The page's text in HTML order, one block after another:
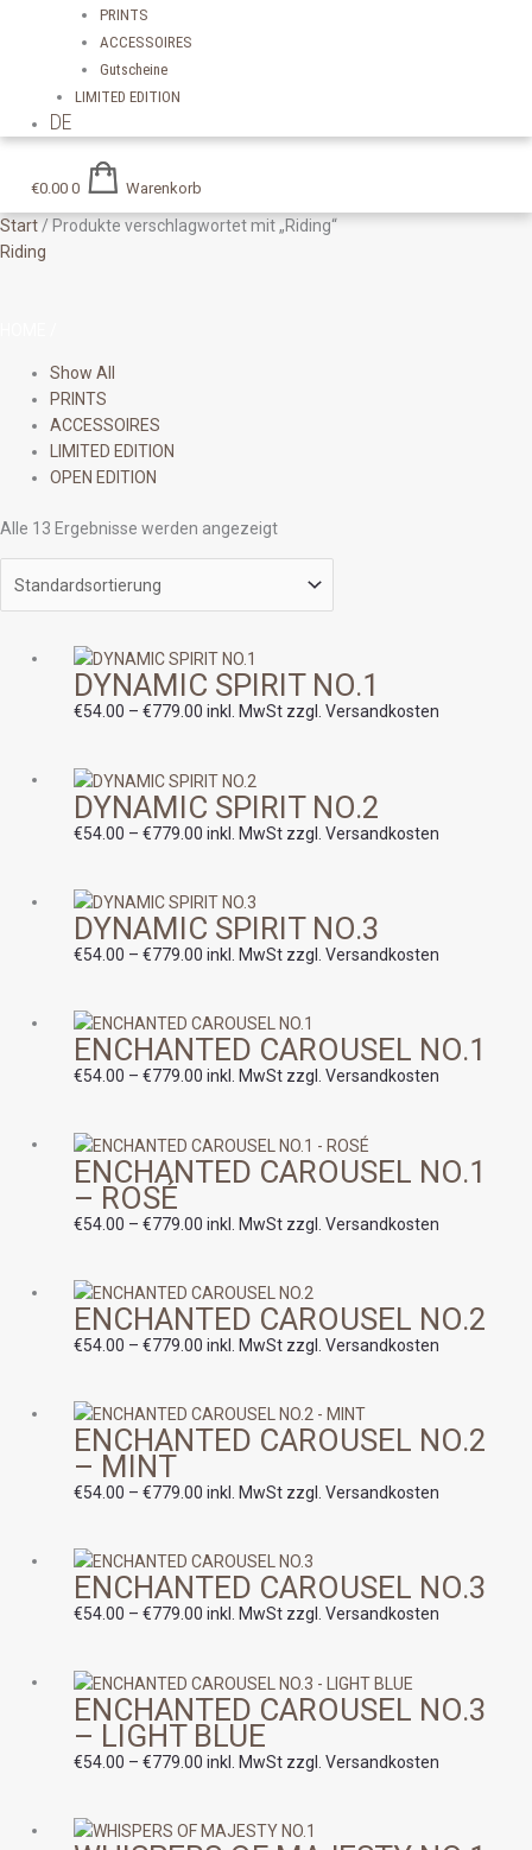
PRINTS
ACCESSOIRES
Gutscheine
LIMITED EDITION
DE
€0.00 0 Warenkorb
Start / Produkte verschlagwortet mit „Riding“
Riding
Show All
PRINTS
ACCESSOIRES
LIMITED EDITION
OPEN EDITION
Alle 13 Ergebnisse werden angezeigt
DYNAMIC SPIRIT NO.1
€54.00 – €779.00
Preisspanne:
€54.00
bis
inkl. MwSt zzgl. Versandkosten
DYNAMIC SPIRIT NO.2
€54.00 – €779.00
Preisspanne:
€54.00
bis
inkl. MwSt zzgl. Versandkosten
DYNAMIC SPIRIT NO.3
€54.00 – €779.00
Preisspanne:
€54.00
bis
inkl. MwSt zzgl. Versandkosten
ENCHANTED CAROUSEL NO.1
€54.00 – €779.00
Preisspanne:
€54.00
bis
inkl. MwSt zzgl. Versandkosten
ENCHANTED CAROUSEL NO.1
– ROSÉ
€54.00 – €779.00
Preisspanne:
€54.00
€779.00
inkl. MwSt zzgl. Versandkosten
ENCHANTED CAROUSEL NO.2
€54.00 – €779.00
Preisspanne:
€54.00
bis
inkl. MwSt zzgl. Versandkosten
ENCHANTED CAROUSEL NO.2
– MINT
€54.00 – €779.00
Preisspanne:
€54.00
€779.00
inkl. MwSt zzgl. Versandkosten
ENCHANTED CAROUSEL NO.3
€54.00 – €779.00
Preisspanne:
€54.00
bis
inkl. MwSt zzgl. Versandkosten
ENCHANTED CAROUSEL NO.3
– LIGHT BLUE
€54.00 – €779.00
Preisspanne:
€54.00
bis
€779.00
inkl. MwSt zzgl. Versandkosten
Preisspanne: